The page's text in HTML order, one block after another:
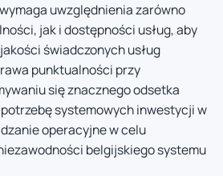
uwzględnienia zarówno
jak i dostępności usług, aby
świadczonych usług
punktualności przy
się znacznego odsetka
systemowych inwestycji w
operacyjne w celu
belgijskiego systemu